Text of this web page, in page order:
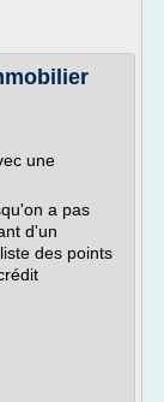
une
a pas
d'un
des points